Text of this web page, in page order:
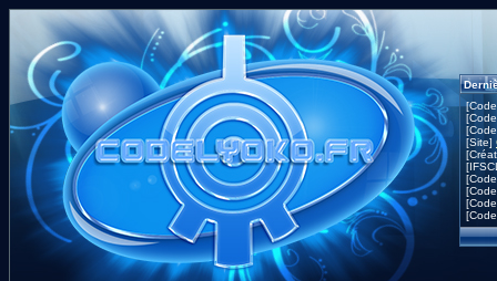
[Site]